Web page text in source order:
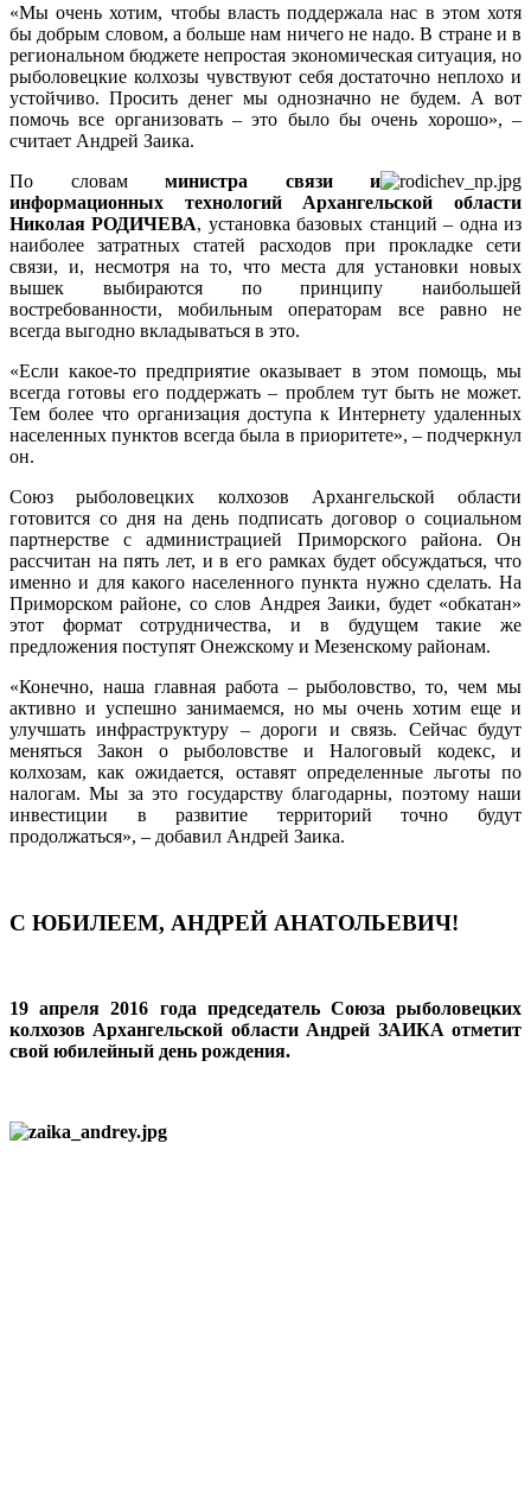
«Мы очень хотим, чтобы власть поддержала нас в этом хотя
бы добрым словом, а больше нам ничего не надо. В стране и в
региональном бюджете непростая экономическая ситуация, но
рыболовецкие колхозы чувствуют себя достаточно неплохо и
устойчиво. Просить денег мы однозначно не будем. А вот
помочь все организовать – это было бы очень хорошо», –
считает Андрей Заика.
По словам министра связи и
информационных технологий Архангельской области
Николая РОДИЧЕВА, установка базовых станций – одна из
наиболее затратных статей расходов при прокладке сети
связи, и, несмотря на то, что места для установки новых
вышек выбираются по принципу наибольшей
востребованности, мобильным операторам все равно не
всегда выгодно вкладываться в это.
«Если какое-то предприятие оказывает в этом помощь, мы
всегда готовы его поддержать – проблем тут быть не может.
Тем более что организация доступа к Интернету удаленных
населенных пунктов всегда была в приоритете», – подчеркнул
он.
Союз рыболовецких колхозов Архангельской области
готовится со дня на день подписать договор о социальном
партнерстве с администрацией Приморского района. Он
рассчитан на пять лет, и в его рамках будет обсуждаться, что
именно и для какого населенного пункта нужно сделать. На
Приморском районе, со слов Андрея Заики, будет «обкатан»
этот формат сотрудничества, и в будущем такие же
предложения поступят Онежскому и Мезенскому районам.
«Конечно, наша главная работа – рыболовство, то, чем мы
активно и успешно занимаемся, но мы очень хотим еще и
улучшать инфраструктуру – дороги и связь. Сейчас будут
меняться Закон о рыболовстве и Налоговый кодекс, и
колхозам, как ожидается, оставят определенные льготы по
налогам. Мы за это государству благодарны, поэтому наши
инвестиции в развитие территорий точно будут
продолжаться», – добавил Андрей Заика.
С ЮБИЛЕЕМ, АНДРЕЙ АНАТОЛЬЕВИЧ!
19 апреля 2016 года председатель Союза рыболовецких
колхозов Архангельской области Андрей ЗАИКА отметит
свой юбилейный день рождения.